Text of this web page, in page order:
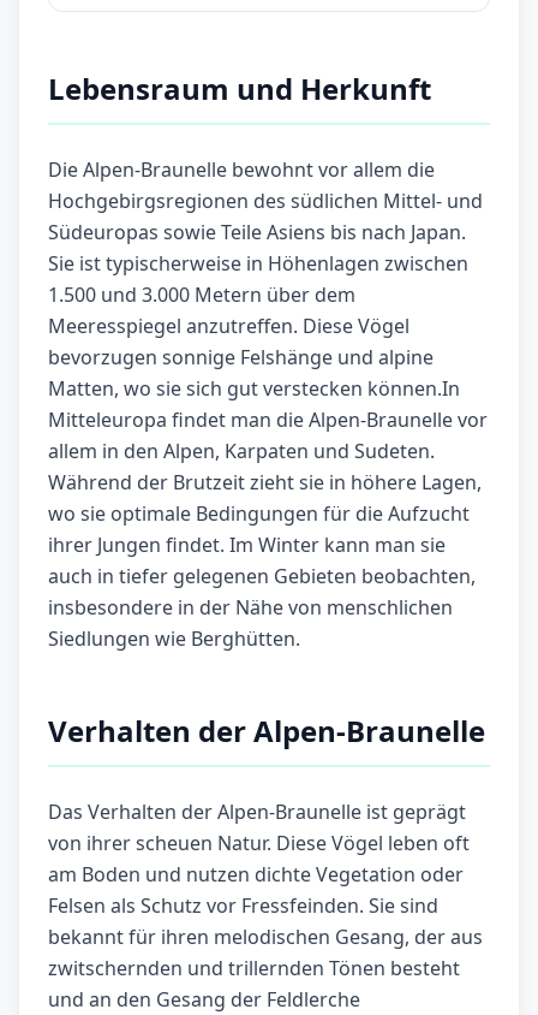
Lebensraum und Herkunft
Die Alpen-Braunelle bewohnt vor allem die
Hochgebirgsregionen des südlichen Mittel- und
Südeuropas sowie Teile Asiens bis nach Japan.
Sie ist typischerweise in Höhenlagen zwischen
1.500 und 3.000 Metern über dem
Meeresspiegel anzutreffen. Diese Vögel
bevorzugen sonnige Felshänge und alpine
Matten, wo sie sich gut verstecken können.In
Mitteleuropa findet man die Alpen-Braunelle vor
allem in den Alpen, Karpaten und Sudeten.
Während der Brutzeit zieht sie in höhere Lagen,
wo sie optimale Bedingungen für die Aufzucht
ihrer Jungen findet. Im Winter kann man sie
auch in tiefer gelegenen Gebieten beobachten,
insbesondere in der Nähe von menschlichen
Siedlungen wie Berghütten.
Verhalten der Alpen-Braunelle
Das Verhalten der Alpen-Braunelle ist geprägt
von ihrer scheuen Natur. Diese Vögel leben oft
am Boden und nutzen dichte Vegetation oder
Felsen als Schutz vor Fressfeinden. Sie sind
bekannt für ihren melodischen Gesang, der aus
zwitschernden und trillernden Tönen besteht
und an den Gesang der Feldlerche